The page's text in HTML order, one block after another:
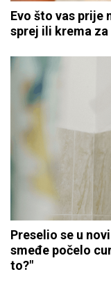
Evo što vas prije
sprej ili krema za
Preselio se u
smeđe počelo
to?"